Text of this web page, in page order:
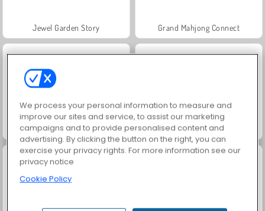
Jewel Garden Story Grand Mahjong Connect
Juice Merge Trollface Quest: USA 2
We process your personal information to measure and
improve our sites and service, to assist our marketing
campaigns and to provide personalised content and
advertising. By clicking the button on the right, you can
exercise your privacy rights. For more information see our
privacy notice
Cookie Policy